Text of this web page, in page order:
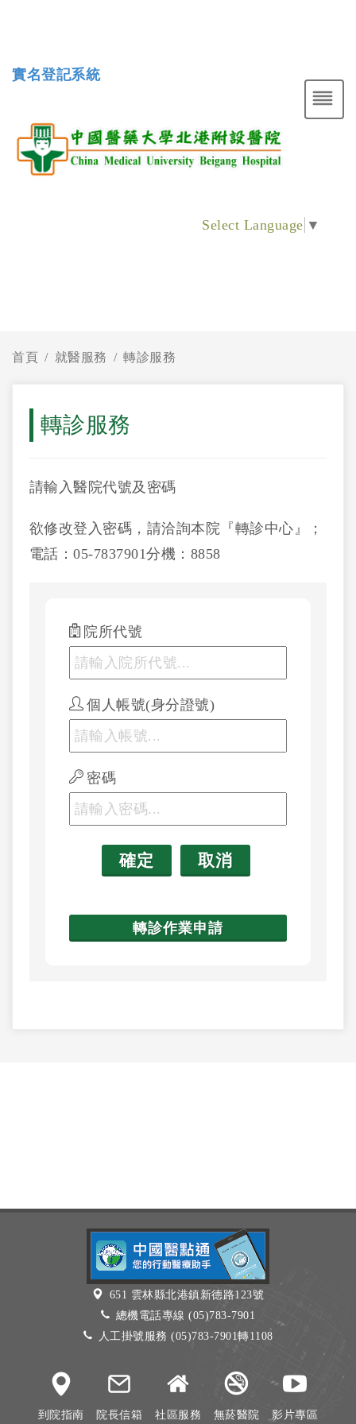
實名登記系統
Select Language ▼
首頁 就醫服務 轉診服務
轉診服務
請輸入醫院代號及密碼
欲修改登入密碼，請洽詢本院『轉診中心』；
電話：05-7837901分機：8858
院所代號
個人帳號(身分證號)
密碼
轉診作業申請
651 雲林縣北港鎮新德路123號
總機電話專線 (05)783-7901
人工掛號服務 (05)783-7901轉1108
到院指南 院長信箱 社區服務 無菸醫院 影片專區